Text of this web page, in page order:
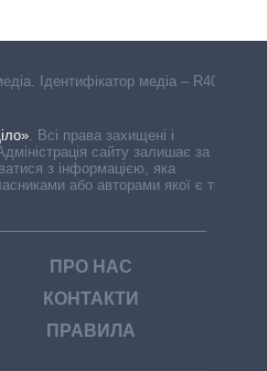
Ідентифікатор медіа – R40-
Всі права захищені і
сайту залишає за
з інформацією, яка
або авторами якої є треті
ПРО НАС
КОНТАКТИ
ПРАВИЛА